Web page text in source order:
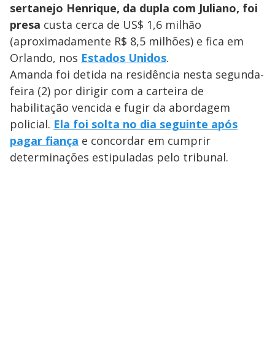
sertanejo Henrique, da dupla com Juliano, foi
presa custa cerca de US$ 1,6 milhão
(aproximadamente R$ 8,5 milhões) e fica em
Orlando, nos Estados Unidos.
Amanda foi detida na residência nesta segunda-
feira (2) por dirigir com a carteira de
habilitação vencida e fugir da abordagem
policial. Ela foi solta no dia seguinte após
pagar fiança e concordar em cumprir
determinações estipuladas pelo tribunal.